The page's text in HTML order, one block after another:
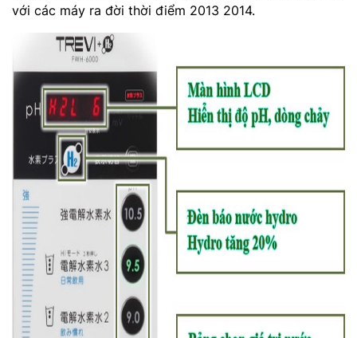
với các máy ra đời thời điểm 2013 2014.